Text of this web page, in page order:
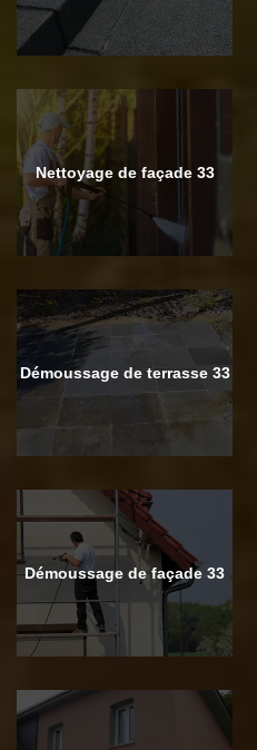
Nettoyage de façade 33
Démoussage de terrasse 33
Démoussage de façade 33